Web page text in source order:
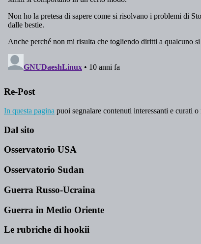
Re-Post
In questa pagina puoi segnalare contenuti interessanti e curati
Dal sito
Osservatorio USA
Osservatorio Sudan
Guerra Russo-Ucraina
Guerra in Medio Oriente
Le rubriche di hookii